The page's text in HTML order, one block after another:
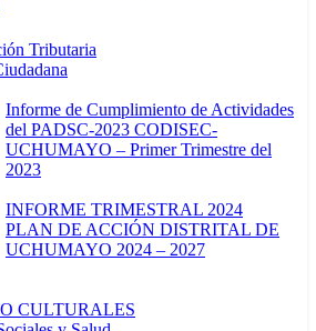
Tributaria
Informe de Cumplimiento de Actividades
del PADSC-2023 CODISEC-
UCHUMAYO – Primer Trimestre del
2023
INFORME TRIMESTRAL 2024
PLAN DE ACCIÓN DISTRITAL DE
UCHUMAYO 2024 – 2027
CULTURALES